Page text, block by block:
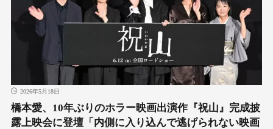
2026年5月18日
橋本愛、10年ぶりのホラー映画出演作『祝山』完成披
露上映会に登壇「内側に入り込んで逃げられない映画